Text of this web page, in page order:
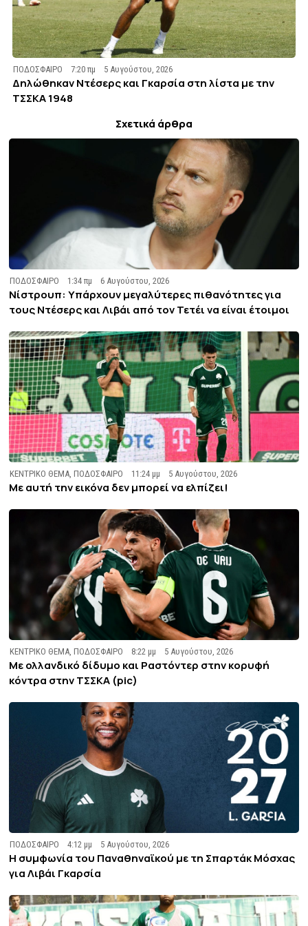
ΠΟΔΟΣΦΑΙΡΟ 7:20 πμ 5 Αυγούστου, 2026
Δηλώθηκαν Ντέσερς και Γκαρσία στη λίστα με την
ΤΣΣΚΑ 1948
Σχετικά άρθρα
ΠΟΔΟΣΦΑΙΡΟ 1:34 πμ 6 Αυγούστου, 2026
Νίστρουπ: Υπάρχουν μεγαλύτερες πιθανότητες για
τους Ντέσερς και Λιβάι από τον Τετέι να είναι έτοιμοι
ΚΕΝΤΡΙΚΟ ΘΕΜΑ ,ΠΟΔΟΣΦΑΙΡΟ 11:24 μμ 5 Αυγούστου, 2026
Με αυτή την εικόνα δεν μπορεί να ελπίζει!
ΚΕΝΤΡΙΚΟ ΘΕΜΑ ,ΠΟΔΟΣΦΑΙΡΟ 8:22 μμ 5 Αυγούστου, 2026
Με ολλανδικό δίδυμο και Ραστόντερ στην κορυφή
κόντρα στην ΤΣΣΚΑ (pic)
ΠΟΔΟΣΦΑΙΡΟ 4:12 μμ 5 Αυγούστου, 2026
Η συμφωνία του Παναθηναϊκού με τη Σπαρτάκ Μόσχας
για Λιβάι Γκαρσία